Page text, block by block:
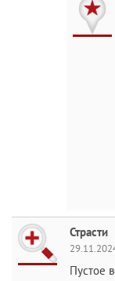
Страсти
Пустое